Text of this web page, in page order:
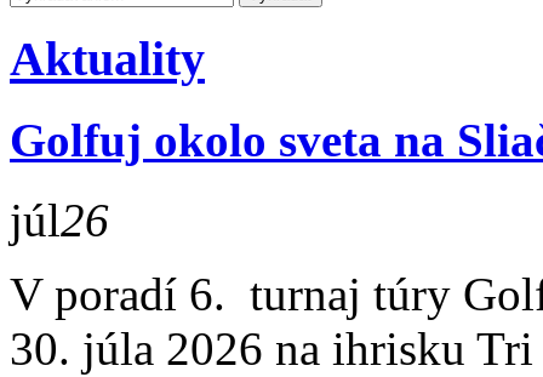
Aktuality
Golfuj okolo sveta na
júl26
V poradí 6. turnaj túry
30. júla 2026 na ihrisku